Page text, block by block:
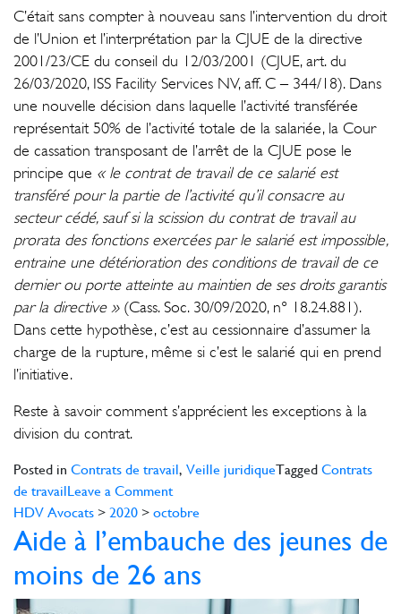
C’était sans compter à nouveau sans l’intervention du droit
de l’Union et l’interprétation par la CJUE de la directive
2001/23/CE du conseil du 12/03/2001 (CJUE, art. du
26/03/2020, ISS Facility Services NV, aff. C – 344/18). Dans
une nouvelle décision dans laquelle l’activité transférée
représentait 50% de l’activité totale de la salariée, la Cour
de cassation transposant de l’arrêt de la CJUE pose le
principe que « le contrat de travail de ce salarié est
transféré pour la partie de l’activité qu’il consacre au
secteur cédé, sauf si la scission du contrat de travail au
prorata des fonctions exercées par le salarié est impossible,
entraine une détérioration des conditions de travail de ce
dernier ou porte atteinte au maintien de ses droits garantis
par la directive »(Cass. Soc. 30/09/2020, n° 18.24.881).
Dans cette hypothèse, c’est au cessionnaire d’assumer la
charge de la rupture, même si c’est le salarié qui en prend
l’initiative.
Reste à savoir comment s’apprécient les exceptions à la
division du contrat.
Posted in Contrats de travail, Veille juridiqueTagged Contrats
de travailLeave a Commenton
Le
contrat
déchiré
HDV Avocats > 2020 > octobre
Aide à l’embauche des jeunes de
moins de 26 ans